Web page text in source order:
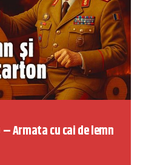
– Armata cu cai de lemn